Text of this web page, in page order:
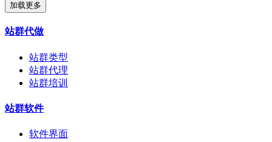
加载更多
站群代做
站群类型
站群代理
站群培训
站群软件
软件界面